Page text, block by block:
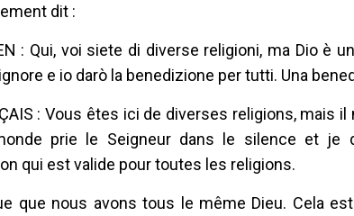
dit :
: Qui, voi siete di diverse religioni, ma Dio è
e io darò la benedizione per tutti. Una
: Vous êtes ici de diverses religions, mais il
prie le Seigneur dans le silence et je
qui est valide pour toutes les religions.
que nous avons tous le même Dieu. Cela